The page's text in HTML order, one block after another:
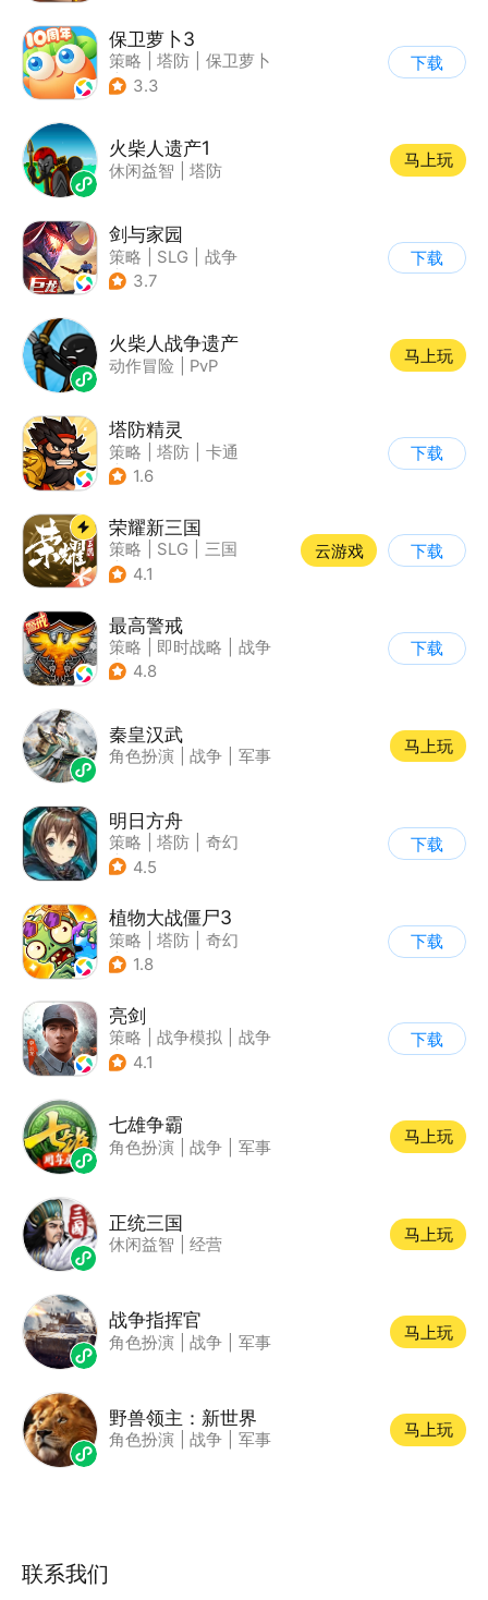
保卫萝卜3
策略 塔防
保卫萝卜
| 卡通
3.3
下载
火柴人遗产1
休闲益智 塔防
马上玩
剑与家园
策略 SLG
战争
| 欧美风
3.7
下载
火柴人战争遗产
动作冒险 PvP
马上玩
塔防精灵
策略 塔防
卡通
| 自走棋
1.6
下载
荣耀新三国
策略 SLG
三国
| 中国风
4.1
云游戏 下载
最高警戒
策略 即时战略
战争
| 红警
4.8
下载
秦皇汉武
角色扮演 战争 军事
马上玩
明日方舟
策略 塔防
奇幻
| 废土
4.5
下载
植物大战僵尸3
策略 塔防
奇幻
| 开放世界
1.8
下载
亮剑
策略 战争模拟
战争
| 亮剑
4.1
下载
七雄争霸
角色扮演 战争 军事
马上玩
正统三国
休闲益智 经营
马上玩
战争指挥官
角色扮演 战争 军事
马上玩
野兽领主：新世界
角色扮演 战争 军事
马上玩
联系我们